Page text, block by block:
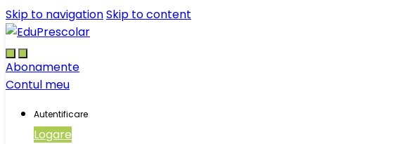
Skip to navigationSkip to content
Abonamente
Contul meu
Autentificare
Logare